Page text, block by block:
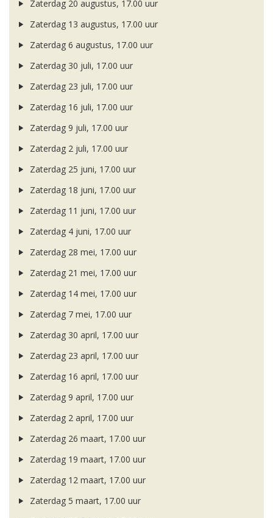
Zaterdag 20 augustus, 17.00 uur
Zaterdag 13 augustus, 17.00 uur
Zaterdag 6 augustus, 17.00 uur
Zaterdag 30 juli, 17.00 uur
Zaterdag 23 juli, 17.00 uur
Zaterdag 16 juli, 17.00 uur
Zaterdag 9 juli, 17.00 uur
Zaterdag 2 juli, 17.00 uur
Zaterdag 25 juni, 17.00 uur
Zaterdag 18 juni, 17.00 uur
Zaterdag 11 juni, 17.00 uur
Zaterdag 4 juni, 17.00 uur
Zaterdag 28 mei, 17.00 uur
Zaterdag 21 mei, 17.00 uur
Zaterdag 14 mei, 17.00 uur
Zaterdag 7 mei, 17.00 uur
Zaterdag 30 april, 17.00 uur
Zaterdag 23 april, 17.00 uur
Zaterdag 16 april, 17.00 uur
Zaterdag 9 april, 17.00 uur
Zaterdag 2 april, 17.00 uur
Zaterdag 26 maart, 17.00 uur
Zaterdag 19 maart, 17.00 uur
Zaterdag 12 maart, 17.00 uur
Zaterdag 5 maart, 17.00 uur